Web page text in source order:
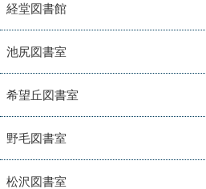
経堂図書館
池尻図書室
希望丘図書室
野毛図書室
松沢図書室